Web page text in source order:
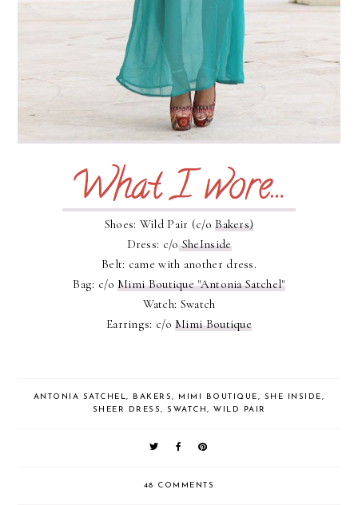
Shoes: Wild Pair (c/oBakers)
Dress: c/oSheInside
Belt: came with another dress.
Bag: c/oMimi Boutique "Antonia Satchel"
Watch: Swatch
Earrings: c/oMimi Boutique
ANTONIA SATCHEL, BAKERS, MIMI BOUTIQUE, SHE INSIDE,
SHEER DRESS, SWATCH , WILD PAIR
48 COMMENTS